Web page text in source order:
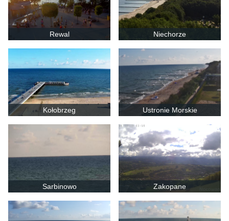
Rewal Niechorze
Kołobrzeg Ustronie Morskie
Sarbinowo Zakopane